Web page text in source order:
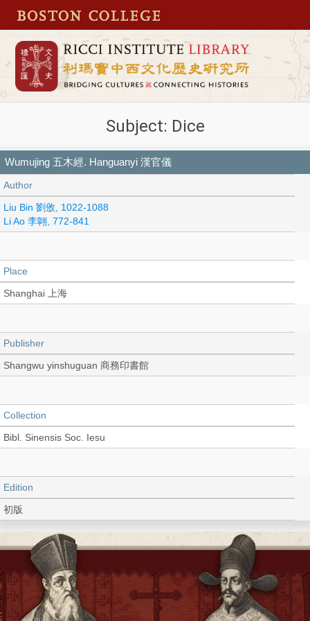
Subject: Dice
Wumujing 五木經. Hanguanyi 漢官儀
Author
Liu Bin 劉攽, 1022-1088
Li Ao 李翺, 772-841
Place
Shanghai 上海
Publisher
Shangwu yinshuguan 商務印書館
Collection
Bibl. Sinensis Soc. Iesu
Edition
初版
Language
Chinese 中文[繁體]